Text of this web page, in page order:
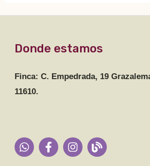
Donde estamos
Finca: C. Empedrada, 19
11610.